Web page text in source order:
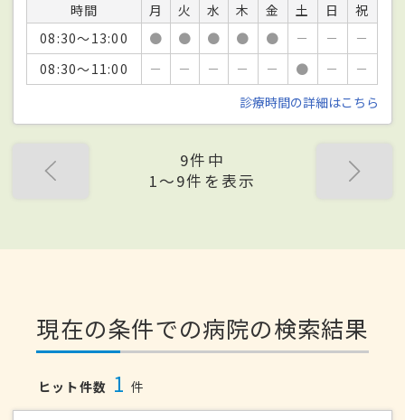
時間 月 火 水 木 金 土 日
祝
08:30～13:00
● ● ● ● ● － －
－
08:30～11:00
－ － － － － ● －
－
診療時間の詳細はこちら
9件中
1〜9件を表示
現在の条件での病院の検索結果
ヒット件数 1 件